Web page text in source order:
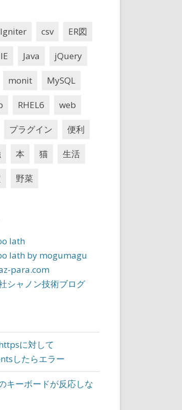
prev
csv ER図
IE Java jQuery
monit MySQL
RHEL6 web
プラグイン 便利
本 猫 生活
野菜
lath
lath by mogumagu
para.com
シャノン技術ブログ
に対して
したらエラー
キーボードが反応しな